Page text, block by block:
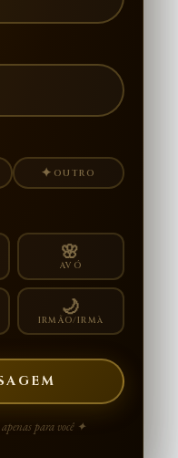
✦ OUTRO
🌸
AVÓ
🌙
IRMÃO/IRMà
para você ✦